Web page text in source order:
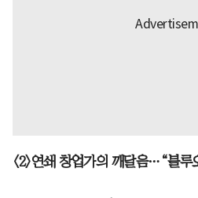
<2>연쇄 창업가의 깨달음…“블루